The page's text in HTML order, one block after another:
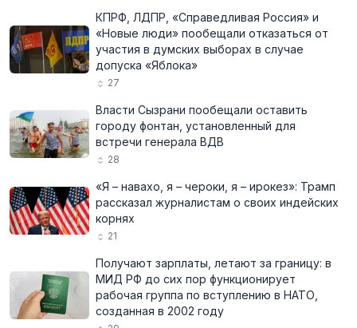
КПРФ, ЛДПР, «Справедливая Россия» и
«Новые люди» пообещали отказаться от
участия в думских выборах в случае
допуска «Яблока»
27
Власти Сызрани пообещали оставить
городу фонтан, установленный для
встречи генерала ВДВ
28
«Я – навахо, я – чероки, я – ирокез»: Трамп
рассказал журналистам о своих индейских
корнях
21
Получают зарплаты, летают за границу: в
МИД РФ до сих пор функционирует
рабочая группа по вступлению в НАТО,
созданная в 2002 году